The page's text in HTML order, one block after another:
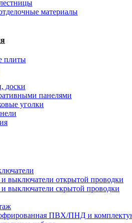
плиты
доски
панелями
уголки
и выключатели открытой проводки
и выключатели скрытой проводки
ПВХ/ПНД и